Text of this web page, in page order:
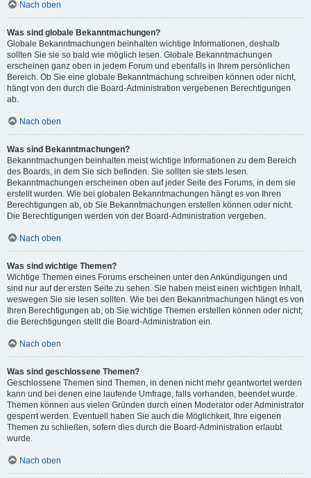
Nach oben
Was sind globale Bekanntmachungen?
Globale Bekanntmachungen beinhalten wichtige Informationen, deshalb
sollten Sie sie so bald wie möglich lesen. Globale Bekanntmachungen
erscheinen ganz oben in jedem Forum und ebenfalls in Ihrem persönlichen
Bereich. Ob Sie eine globale Bekanntmachung schreiben können oder nicht,
hängt von den durch die Board-Administration vergebenen Berechtigungen
ab.
Nach oben
Was sind Bekanntmachungen?
Bekanntmachungen beinhalten meist wichtige Informationen zu dem Bereich
des Boards, in dem Sie sich befinden. Sie sollten sie stets lesen.
Bekanntmachungen erscheinen oben auf jeder Seite des Forums, in dem sie
erstellt wurden. Wie bei globalen Bekanntmachungen hängt es von Ihren
Berechtigungen ab, ob Sie Bekanntmachungen erstellen können oder nicht.
Die Berechtigungen werden von der Board-Administration vergeben.
Nach oben
Was sind wichtige Themen?
Wichtige Themen eines Forums erscheinen unter den Ankündigungen und
sind nur auf der ersten Seite zu sehen. Sie haben meist einen wichtigen Inhalt,
weswegen Sie sie lesen sollten. Wie bei den Bekanntmachungen hängt es von
Ihren Berechtigungen ab, ob Sie wichtige Themen erstellen können oder nicht;
die Berechtigungen stellt die Board-Administration ein.
Nach oben
Was sind geschlossene Themen?
Geschlossene Themen sind Themen, in denen nicht mehr geantwortet werden
kann und bei denen eine laufende Umfrage, falls vorhanden, beendet wurde.
Themen können aus vielen Gründen durch einen Moderator oder Administrator
gesperrt werden. Eventuell haben Sie auch die Möglichkeit, Ihre eigenen
Themen zu schließen, sofern dies durch die Board-Administration erlaubt
wurde.
Nach oben